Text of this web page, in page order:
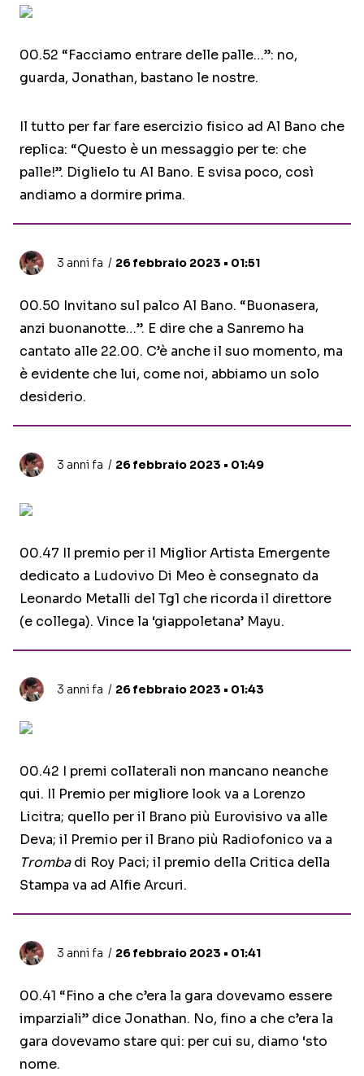
00.52 “Facciamo entrare delle palle…”: no,
guarda, Jonathan, bastano le nostre.
Il tutto per far fare esercizio fisico ad Al Bano che
replica: “Questo è un messaggio per te: che
palle!”. Diglielo tu Al Bano. E svisa poco, così
andiamo a dormire prima.
3 anni fa 26 febbraio 2023 • 01:51
00.50 Invitano sul palco Al Bano. “Buonasera,
anzi buonanotte…”. E dire che a Sanremo ha
cantato alle 22.00. C’è anche il suo momento, ma
è evidente che lui, come noi, abbiamo un solo
desiderio.
3 anni fa 26 febbraio 2023 • 01:49
00.47 Il premio per il Miglior Artista Emergente
dedicato a Ludovivo Di Meo è consegnato da
Leonardo Metalli del Tg1 che ricorda il direttore
(e collega). Vince la ‘giappoletana’ Mayu.
3 anni fa 26 febbraio 2023 • 01:43
00.42 I premi collaterali non mancano neanche
qui. Il Premio per migliore look va a Lorenzo
Licitra; quello per il Brano più Eurovisivo va alle
Deva; il Premio per il Brano più Radiofonico va a
Trombadi Roy Paci; il premio della Critica della
Stampa va ad Alfie Arcuri.
3 anni fa 26 febbraio 2023 • 01:41
00.41 “Fino a che c’era la gara dovevamo essere
imparziali” dice Jonathan. No, fino a che c’era la
gara dovevamo stare qui: per cui su, diamo ‘sto
nome.